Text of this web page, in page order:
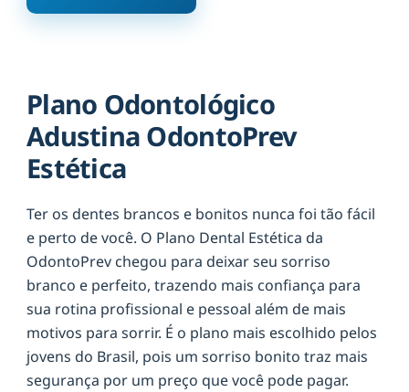
Plano Odontológico
Adustina OdontoPrev
Estética
Ter os dentes brancos e bonitos nunca foi tão fácil
e perto de você. O Plano Dental Estética da
OdontoPrev chegou para deixar seu sorriso
branco e perfeito, trazendo mais confiança para
sua rotina profissional e pessoal além de mais
motivos para sorrir. É o plano mais escolhido pelos
jovens do Brasil, pois um sorriso bonito traz mais
segurança por um preço que você pode pagar.